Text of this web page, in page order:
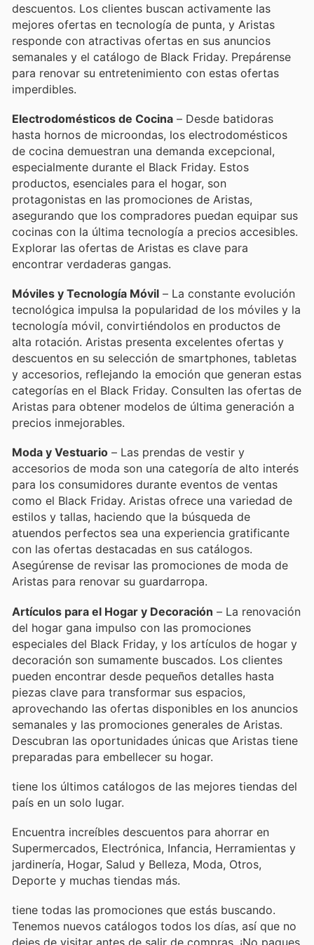
descuentos. Los clientes buscan activamente las
mejores ofertas en tecnología de punta, y Aristas
responde con atractivas ofertas en sus anuncios
semanales y el catálogo de Black Friday. Prepárense
para renovar su entretenimiento con estas ofertas
imperdibles.
Electrodomésticos de Cocina – Desde batidoras
hasta hornos de microondas, los electrodomésticos
de cocina demuestran una demanda excepcional,
especialmente durante el Black Friday. Estos
productos, esenciales para el hogar, son
protagonistas en las promociones de Aristas,
asegurando que los compradores puedan equipar sus
cocinas con la última tecnología a precios accesibles.
Explorar las ofertas de Aristas es clave para
encontrar verdaderas gangas.
Móviles y Tecnología Móvil – La constante evolución
tecnológica impulsa la popularidad de los móviles y la
tecnología móvil, convirtiéndolos en productos de
alta rotación. Aristas presenta excelentes ofertas y
descuentos en su selección de smartphones, tabletas
y accesorios, reflejando la emoción que generan estas
categorías en el Black Friday. Consulten las ofertas de
Aristas para obtener modelos de última generación a
precios inmejorables.
Moda y Vestuario – Las prendas de vestir y
accesorios de moda son una categoría de alto interés
para los consumidores durante eventos de ventas
como el Black Friday. Aristas ofrece una variedad de
estilos y tallas, haciendo que la búsqueda de
atuendos perfectos sea una experiencia gratificante
con las ofertas destacadas en sus catálogos.
Asegúrense de revisar las promociones de moda de
Aristas para renovar su guardarropa.
Artículos para el Hogar y Decoración – La renovación
del hogar gana impulso con las promociones
especiales del Black Friday, y los artículos de hogar y
decoración son sumamente buscados. Los clientes
pueden encontrar desde pequeños detalles hasta
piezas clave para transformar sus espacios,
aprovechando las ofertas disponibles en los anuncios
semanales y las promociones generales de Aristas.
Descubran las oportunidades únicas que Aristas tiene
preparadas para embellecer su hogar.
tiene los últimos catálogos de las mejores tiendas del
país en un solo lugar.
Encuentra increíbles descuentos para ahorrar en
Supermercados, Electrónica, Infancia, Herramientas y
jardinería, Hogar, Salud y Belleza, Moda, Otros,
Deporte y muchas tiendas más.
tiene todas las promociones que estás buscando.
Tenemos nuevos catálogos todos los días, así que no